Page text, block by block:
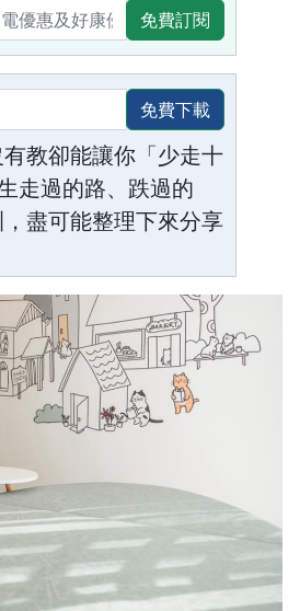
免費訂閱
免費下載
教卻能讓你「少走十
走過的路、跌過的
盡可能整理下來分享